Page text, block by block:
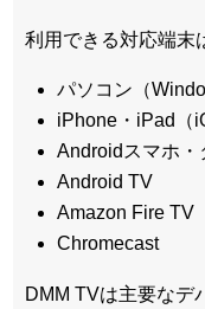
利用できる対応端末
パソコン（
iPhone・iPad（
Androidスマホ・
Android TV
Amazon Fire TV
Chromecast
DMM TVは主要なデ